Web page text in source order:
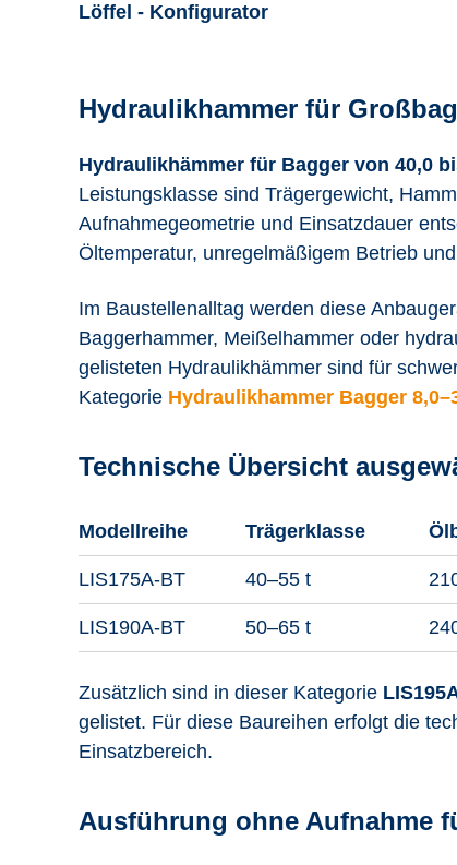
Löffel - Konfigurator
Hydraulikhammer für
Hydraulikhämmer für Bagger von 40,0
Leistungsklasse sind Trägergewicht,
Aufnahmegeometrie und Einsatzdauer
Öltemperatur, unregelmäßigem Betrieb
Im Baustellenalltag werden diese
Baggerhammer, Meißelhammer oder
gelisteten Hydraulikhämmer sind für
Kategorie Hydraulikhammer Bagger
Technische Übersicht
Modellreihe Trägerklasse
LIS175A-BT 40–55 t
LIS190A-BT 50–65 t
Zusätzlich sind in dieser Kategorie
gelistet. Für diese Baureihen erfolgt die
Einsatzbereich.
Ausführung ohne Aufnahme